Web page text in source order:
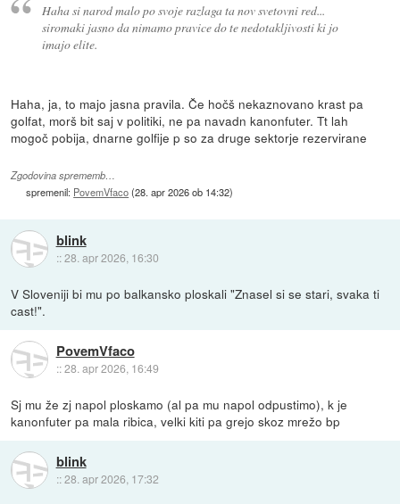
Haha si narod malo po svoje razlaga ta nov svetovni red...
siromaki jasno da nimamo pravice do te nedotakljivosti ki jo
imajo elite.
Haha, ja, to majo jasna pravila. Če hočš nekaznovano krast pa
golfat, morš bit saj v politiki, ne pa navadn kanonfuter. Tt lah
mogoč pobija, dnarne golfije p so za druge sektorje rezervirane
Zgodovina sprememb…
spremenil: PovemVfaco(28. apr 2026 ob 14:32)
blink
::28. apr 2026, 16:30
V Sloveniji bi mu po balkansko ploskali "Znasel si se stari, svaka ti
cast!".
PovemVfaco
::28. apr 2026, 16:49
Sj mu že zj napol ploskamo (al pa mu napol odpustimo), k je
kanonfuter pa mala ribica, velki kiti pa grejo skoz mrežo bp
blink
::28. apr 2026, 17:32